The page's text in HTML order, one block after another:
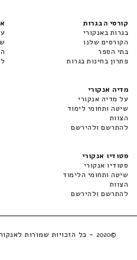
קורסי הבגרות
בגרות באנקורי
הקורסים שלנו
בתי הספר
פתרון בחינות בגרות
מדיה אנקורי
על מדיה אנקורי
שיטה ותחומי לימוד
הצוות
להתרשם ולהירשם
סטודיו אנקורי
סטודיו אנקורי
שיטה ותחומי הלימוד
הצוות
להתרשם ולהירשם
©2020 - כל הזכויות שמורות